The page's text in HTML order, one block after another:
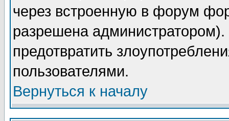
через встроенную в форум
разрешена
предотвратить
пользователями.
Вернуться к началу